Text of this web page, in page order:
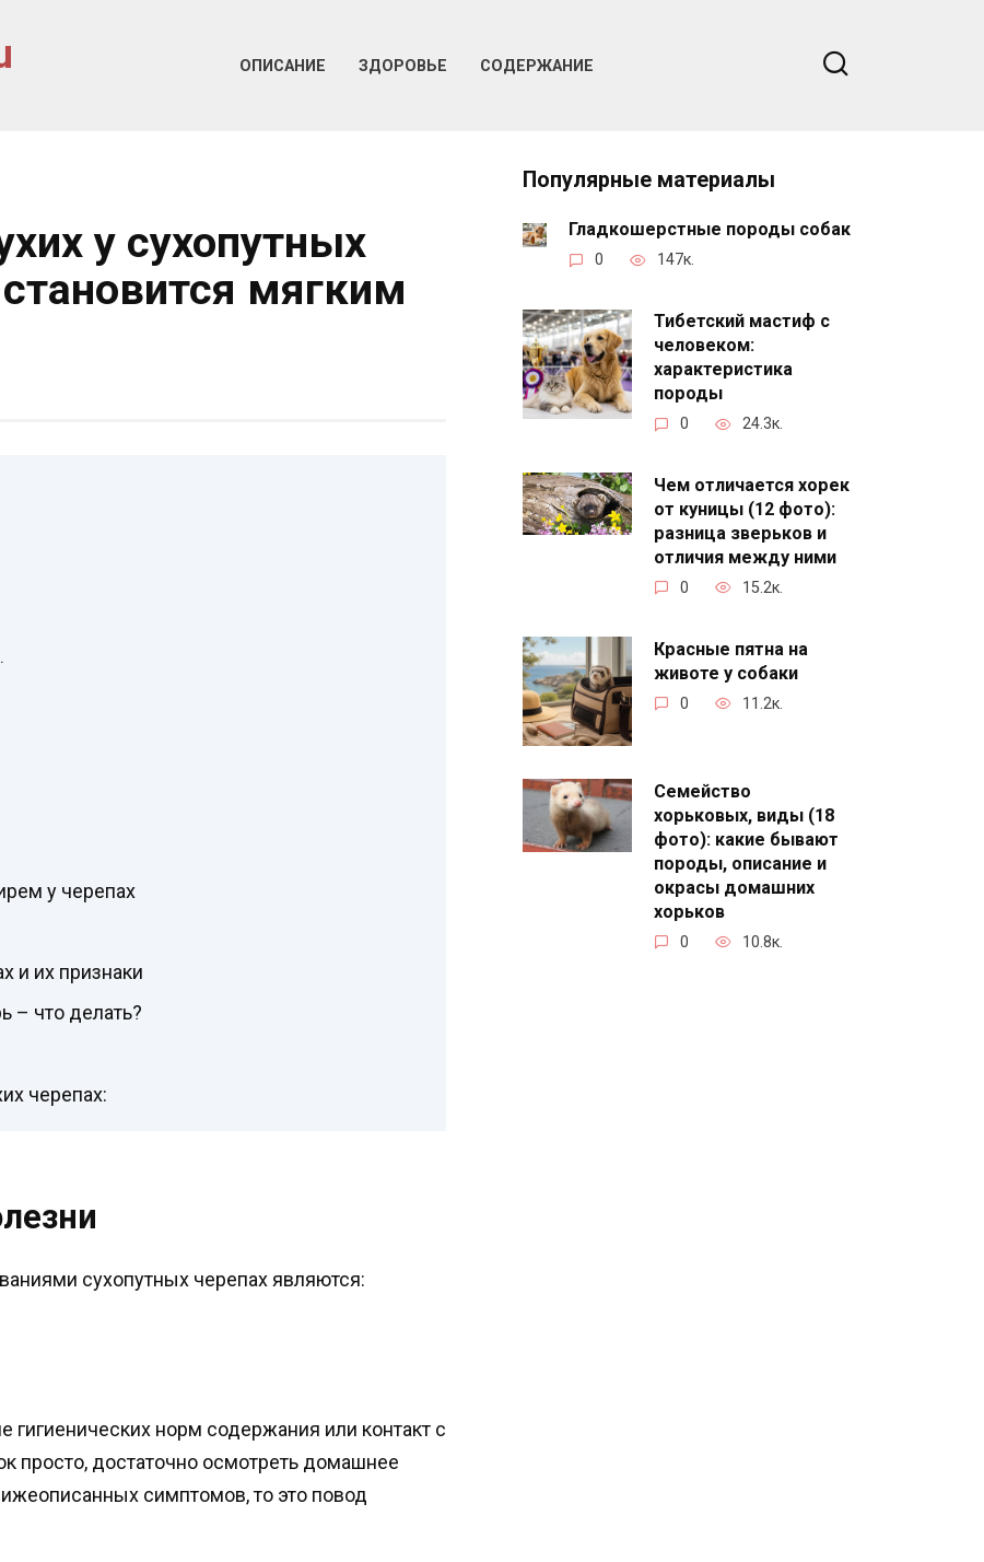
ОПИСАНИЕ ЗДОРОВЬЕ СОДЕРЖАНИЕ
у сухопутных
мягким
у черепах
и их признаки
– что делать?
черепах:
сухопутных черепах являются:
норм содержания или контакт с
просто, достаточно осмотреть домашнее
симптомов, то это повод
Популярные материалы
Гладкошерстные породы собак
0 147к.
Тибетский мастиф с
человеком:
характеристика
породы
0 24.3к.
Чем отличается хорек
от куницы (12 фото):
разница зверьков и
отличия между ними
0 15.2к.
Красные пятна на
животе у собаки
0 11.2к.
Семейство
хорьковых, виды (18
фото): какие бывают
породы, описание и
окрасы домашних
хорьков
0 10.8к.